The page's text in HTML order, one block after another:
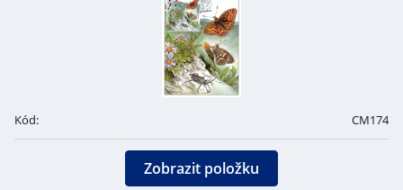
Kód: CM174
Zobrazit položku